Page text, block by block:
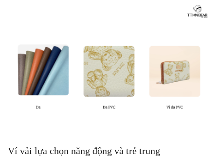
Ví vải lựa chọn năng động và trẻ trung